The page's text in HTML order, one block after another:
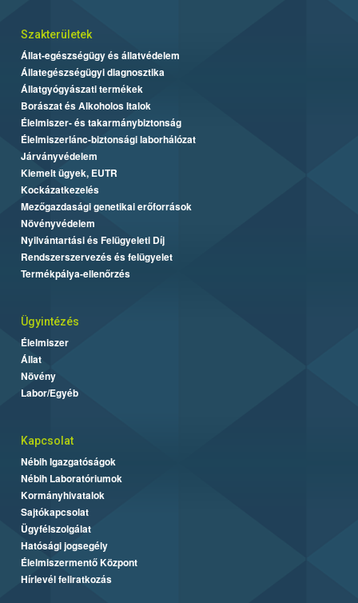
Szakterületek
Állat-egészségügy és állatvédelem
Állategészségügyi diagnosztika
Állatgyógyászati termékek
Borászat és Alkoholos Italok
Élelmiszer- és takarmánybiztonság
Élelmiszerlánc-biztonsági laborhálózat
Járványvédelem
Kiemelt ügyek, EUTR
Kockázatkezelés
Mezőgazdasági genetikai erőforrások
Növényvédelem
Nyilvántartási és Felügyeleti Díj
Rendszerszervezés és felügyelet
Termékpálya-ellenőrzés
Ügyintézés
Élelmiszer
Állat
Növény
Labor/Egyéb
Kapcsolat
Nébih Igazgatóságok
Nébih Laboratóriumok
Kormányhivatalok
Sajtókapcsolat
Ügyfélszolgálat
Hatósági jogsegély
Élelmiszermentő Központ
Hírlevél feliratkozás